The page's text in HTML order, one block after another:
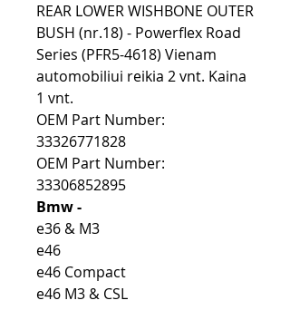
REAR LOWER WISHBONE OUTER
BUSH (nr.18) - Powerflex Road
Series (PFR5-4618) Vienam
automobiliui reikia 2 vnt. Kaina
1 vnt.
OEM Part Number:
33326771828
OEM Part Number:
33306852895
Bmw -
e36 & M3
e46
e46 Compact
e46 M3 & CSL